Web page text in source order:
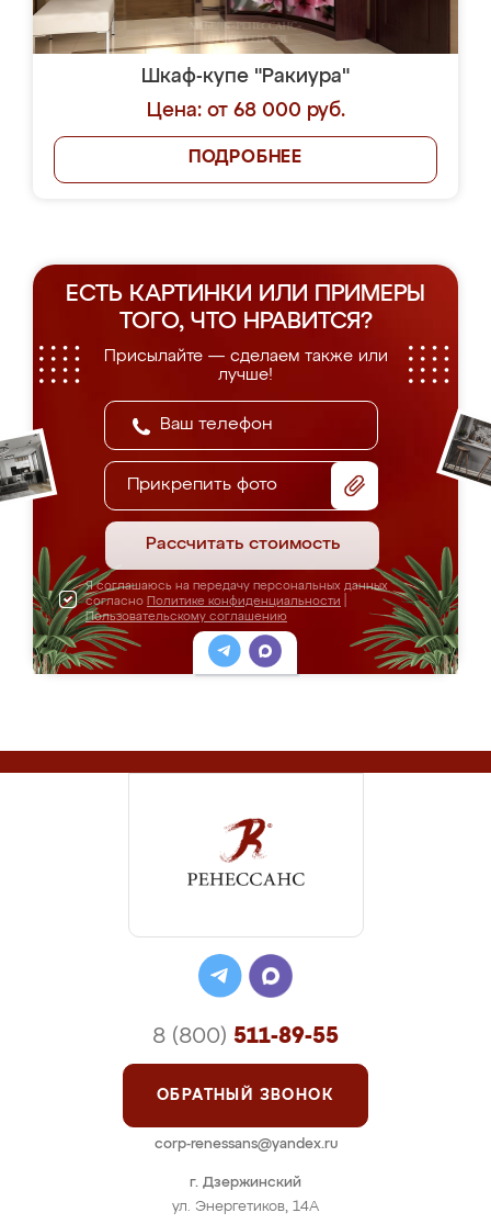
Шкаф-купе "Ракиура"
Цена: от 68 000 руб.
ПОДРОБНЕЕ
ЕСТЬ КАРТИНКИ ИЛИ ПРИМЕРЫ
ТОГО, ЧТО НРАВИТСЯ?
Присылайте — сделаем также или
лучше!
Прикрепить фото
Рассчитать стоимость
Я соглашаюсь на передачу персональных данных
согласно Политике конфиденциальности
Пользовательскому соглашению
г. Дзержинский
ул. Энергетиков, 14А
8 (800) 511-89-55
ОБРАТНЫЙ ЗВОНОК
corp-renessans@yandex.ru